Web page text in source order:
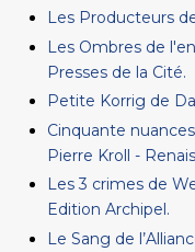
Les Producteurs
Les Ombres de
Presses de la Cité.
Petite Korrig de
Cinquante
Pierre Kroll -
Les 3 crimes de
Edition Archipel.
Le Sang de